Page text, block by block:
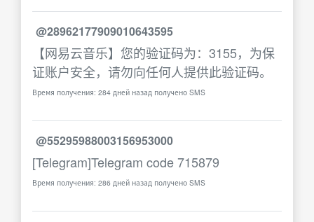
@28962177909010643595
【网易云音乐】您的验证码为：3155，为保
证账户安全，请勿向任何人提供此验证码。
Время получения: 284 дней назад получено SMS
@55295988003156953000
[Telegram]Telegram code 715879
Время получения: 286 дней назад получено SMS